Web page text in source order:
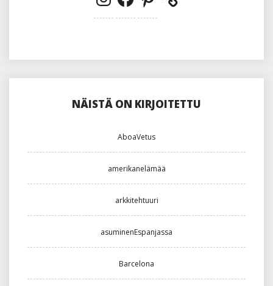
NÄISTÄ ON KIRJOITETTU
AboaVetus
amerikanelämää
arkkitehtuuri
asuminenEspanjassa
Barcelona